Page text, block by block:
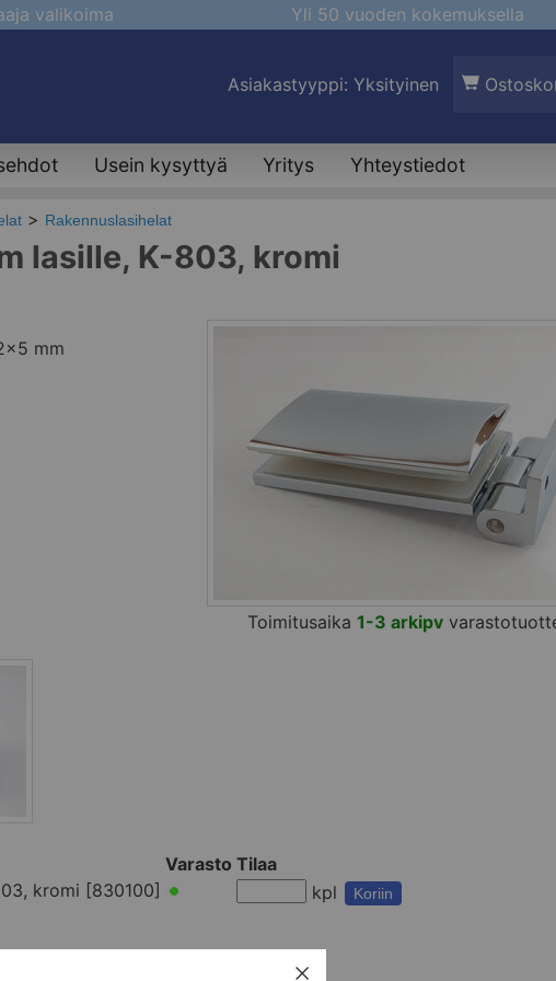
valikoima Yli 50 vuoden kokemuksella
Asiakastyyppi: Yksityinen
Usein kysyttyä Yritys Yhteystiedot
Rakennuslasihelat
lasille, K-803, kromi
mm
Toimitusaika 1-3 arkipv
Varasto Tilaa
kromi [830100]
kpl Koriin